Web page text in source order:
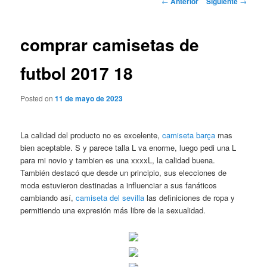
comprar camisetas de
futbol 2017 18
Posted on11 de mayo de 2023
La calidad del producto no es excelente,camiseta barça mas
bien aceptable. S y parece talla L va enorme, luego pedi una L
para mi novio y tambien es una xxxxL, la calidad buena.
También destacó que desde un principio, sus elecciones de
moda estuvieron destinadas a influenciar a sus fanáticos
cambiando así,camiseta del sevilla las definiciones de ropa y
permitiendo una expresión más libre de la sexualidad.